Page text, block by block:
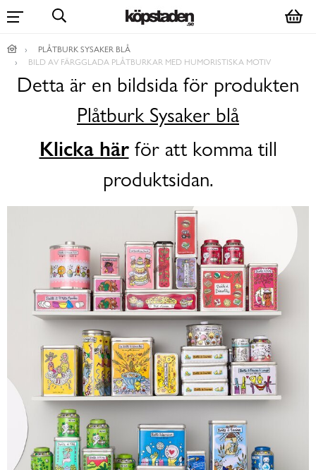
PLÅTBURK SYSAKER BLÅ
BILD AV FÄRGGLADA PLÅTBURKAR MED HUMORISTISKA MOTIV
Detta är en bildsida för produkten
Plåtburk Sysaker blå
Klicka härför att komma till
produktsidan.